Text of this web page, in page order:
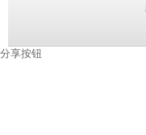
分享按钮